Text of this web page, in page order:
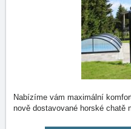
Nabízíme vám maximální
nově dostavované horské chatě